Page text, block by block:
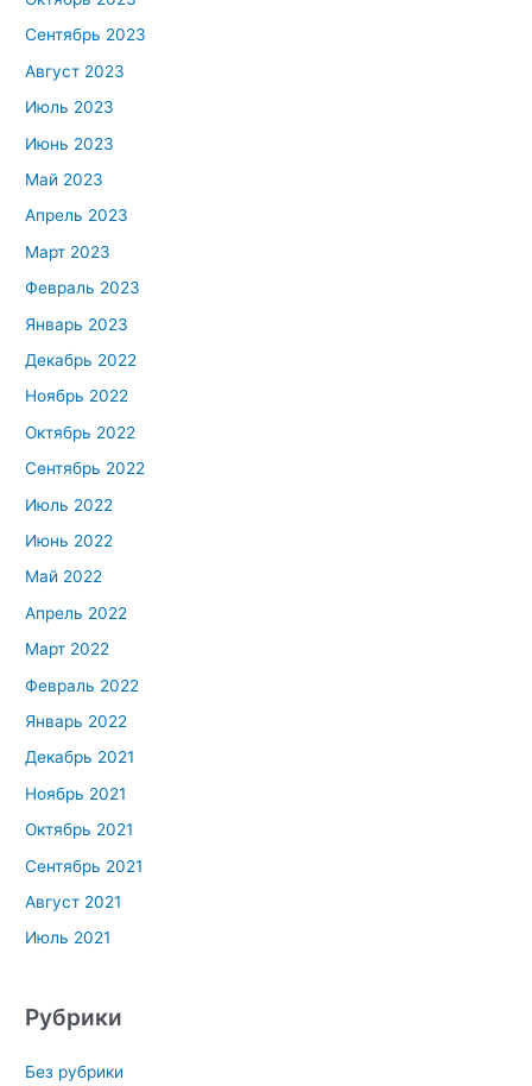
Сентябрь 2023
Август 2023
Июль 2023
Июнь 2023
Май 2023
Апрель 2023
Март 2023
Февраль 2023
Январь 2023
Декабрь 2022
Ноябрь 2022
Октябрь 2022
Сентябрь 2022
Июль 2022
Июнь 2022
Май 2022
Апрель 2022
Март 2022
Февраль 2022
Январь 2022
Декабрь 2021
Ноябрь 2021
Октябрь 2021
Сентябрь 2021
Август 2021
Июль 2021
Рубрики
Без рубрики